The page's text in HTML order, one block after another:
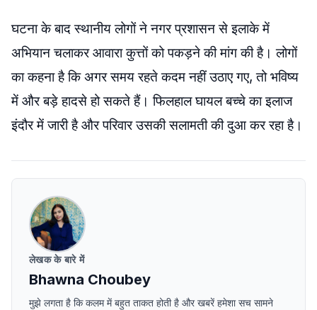
घटना के बाद स्थानीय लोगों ने नगर प्रशासन से इलाके में
अभियान चलाकर आवारा कुत्तों को पकड़ने की मांग की है। लोगों
का कहना है कि अगर समय रहते कदम नहीं उठाए गए, तो भविष्य
में और बड़े हादसे हो सकते हैं। फिलहाल घायल बच्चे का इलाज
इंदौर में जारी है और परिवार उसकी सलामती की दुआ कर रहा है।
लेखक के बारे में
Bhawna Choubey
मुझे लगता है कि कलम में बहुत ताकत होती है और खबरें हमेशा सच सामने